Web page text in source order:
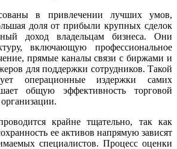
в привлечении лучших умов,
доля от прибыли крупных сделок
доход владельцам бизнеса. Они
включающую профессиональное
прямые каналы связи с биржами и
для поддержки сотрудников. Такой
операционные издержки самих
общую эффективность торговой
крайне тщательно, так как
ее активов напрямую зависят
специалистов. Процесс оценки